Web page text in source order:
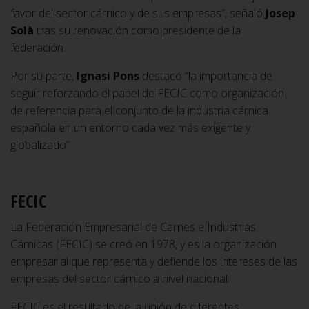
favor del sector cárnico y de sus empresas”, señaló Josep
Solà tras su renovación como presidente de la
federación.
Por su parte, Ignasi Pons destacó “la importancia de
seguir reforzando el papel de FECIC como organización
de referencia para el conjunto de la industria cárnica
española en un entorno cada vez más exigente y
globalizado”.
FECIC
La Federación Empresarial de Carnes e Industrias
Cárnicas (FECIC) se creó en 1978, y es la organización
empresarial que representa y defiende los intereses de las
empresas del sector cárnico a nivel nacional.